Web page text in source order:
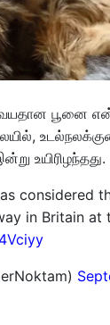
பூனை
உயிரிழந்தது.
considered
in Britain at